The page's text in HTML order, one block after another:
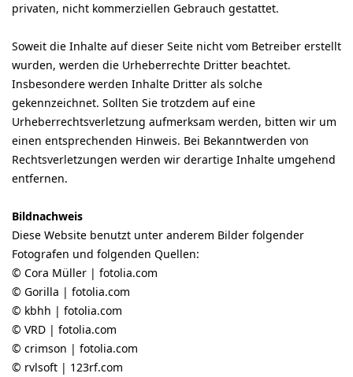
privaten, nicht kommerziellen Gebrauch gestattet.
Soweit die Inhalte auf dieser Seite nicht vom Betreiber erstellt
wurden, werden die Urheberrechte Dritter beachtet.
Insbesondere werden Inhalte Dritter als solche
gekennzeichnet. Sollten Sie trotzdem auf eine
Urheberrechtsverletzung aufmerksam werden, bitten wir um
einen entsprechenden Hinweis. Bei Bekanntwerden von
Rechtsverletzungen werden wir derartige Inhalte umgehend
entfernen.
Bildnachweis
Diese Website benutzt unter anderem Bilder folgender
Fotografen und folgenden Quellen:
© Cora Müller | fotolia.com
© Gorilla | fotolia.com
© kbhh | fotolia.com
© VRD | fotolia.com
© crimson | fotolia.com
© rvlsoft | 123rf.com